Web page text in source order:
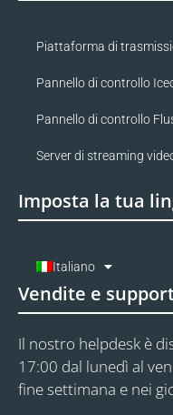
Piattaforma di
Pannello di controllo
Pannello di controllo
Server di streaming
Imposta la tua
Italiano
Vendite e
Il nostro helpdesk è
17:00 dal lunedì al
fine settimana e nei